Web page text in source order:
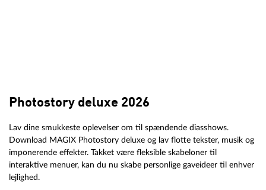
Photostory deluxe 2026
Lav dine smukkeste oplevelser om til spændende diasshows.
Download MAGIX Photostory deluxe og lav flotte tekster, musik og
imponerende effekter. Takket være fleksible skabeloner til
interaktive menuer, kan du nu skabe personlige gaveideer til enhver
lejlighed.